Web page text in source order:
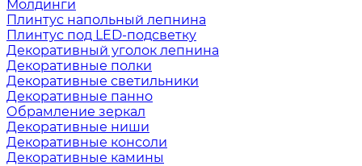
Молдинги
Плинтус напольный лепнина
Плинтус под LED-подсветку
Декоративный уголок лепнина
Декоративные полки
Декоративные светильники
Декоративные панно
Обрамление зеркал
Декоративные ниши
Декоративные консоли
Декоративные камины